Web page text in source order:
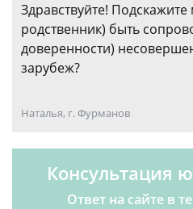
Здравствуйте!
родственник) быть
доверенности)
зарубеж?
Наталья, г. Фурманов
Консультация
Ответ на сайте в